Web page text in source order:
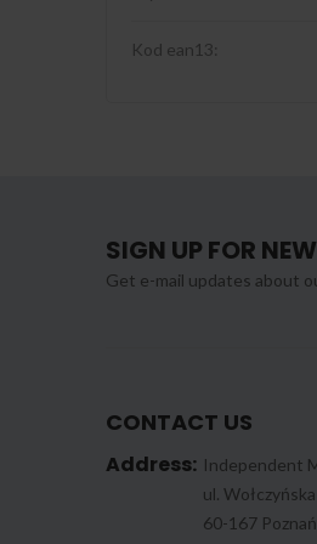
Kod ean13:
SIGN UP FOR
Get e-mail updates about
CONTACT US
Address: Independent
ul.
60-167 Poznań